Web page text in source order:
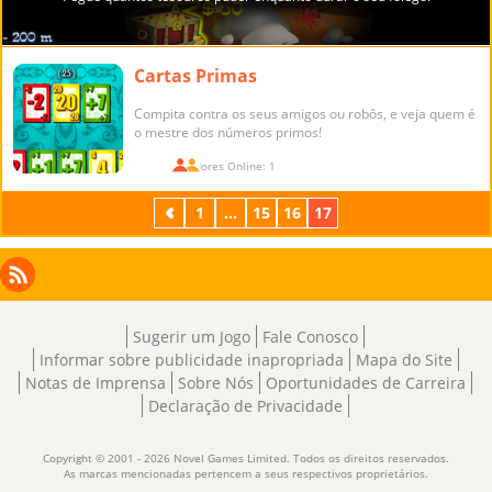
Cartas Primas
Compita contra os seus amigos ou robôs, e veja quem é
o mestre dos números primos!
Jogadores Online: 1
Anterior
1 ... 15 16 17
Facebook
Instagram
X
LinkedIn
RSS
Sugerir um Jogo
Fale Conosco
Informar sobre publicidade inapropriada
Mapa do Site
Notas de Imprensa
Sobre Nós
Oportunidades de Carreira
Declaração de Privacidade
Copyright © 2001 - 2026 Novel Games Limited. Todos os direitos reservados.
As marcas mencionadas pertencem a seus respectivos proprietários.